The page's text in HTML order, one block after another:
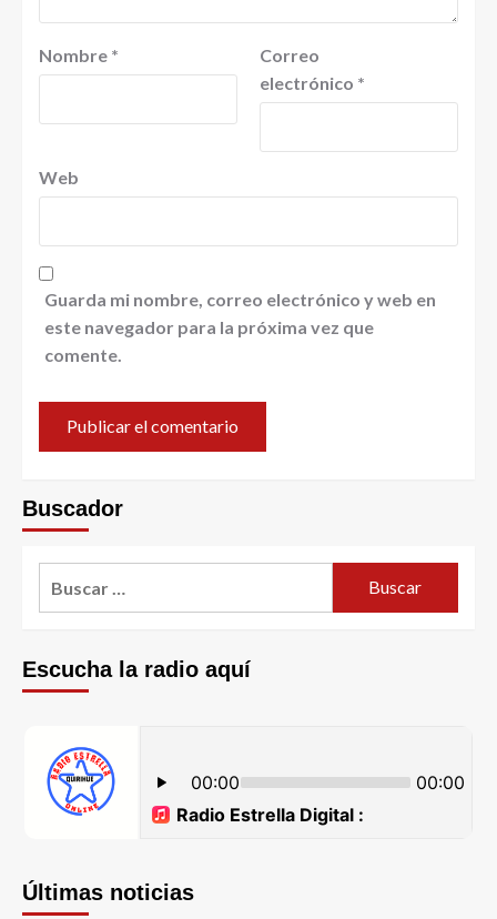
Nombre *
Correo
electrónico *
Web
Guarda mi nombre, correo electrónico y web en
este navegador para la próxima vez que
comente.
Buscador
Escucha la radio aquí
Últimas noticias